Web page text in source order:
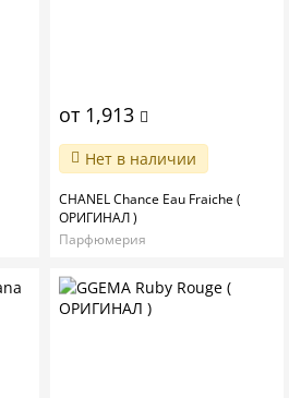
от 1,913
Нет в наличии
CHANEL Chance Eau Fraiche (
ОРИГИНАЛ )
Парфюмерия